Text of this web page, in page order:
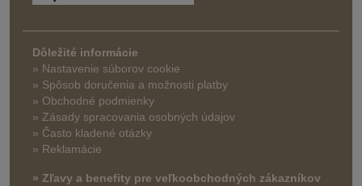
Dôležité informácie
» Nastavenie súborov cookie
» Spôsob doručenia a možnosti platby
» Obchodné podmienky
» Zásady spracovania osobných údajov
» Často kladené otázky
» Reklamácie
» Zľavy a benefity pre veľkoobchodných zákazníkov